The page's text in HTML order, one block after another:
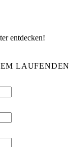
entdecken!
LAUFENDEN